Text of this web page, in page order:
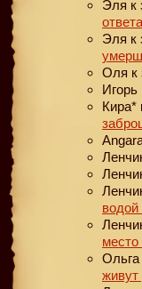
Эля к
ответа
Эля к
Оля к
Игорь
Кира*
место
Ольга